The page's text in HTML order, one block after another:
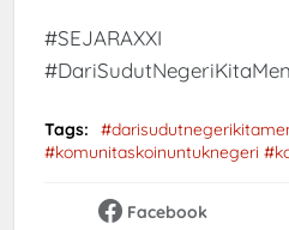
#SEJARAXXI
Tags:
#komunitaskoinuntuknegeri
Facebook